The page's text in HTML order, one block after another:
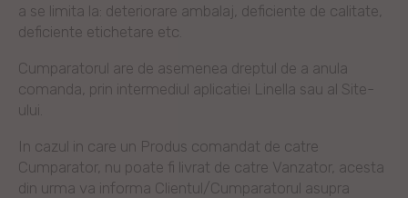
a se limita la: deteriorare ambalaj, deficiente de calitate,
deficiente etichetare etc.
Cumparatorul are de asemenea dreptul de a anula
comanda, prin intermediul aplicatiei Linella sau al Site-
ului.
In cazul in care un Produs comandat de catre
Cumparator, nu poate fi livrat de catre Vanzator, acesta
din urma va informa Clientul/Cumparatorul asupra